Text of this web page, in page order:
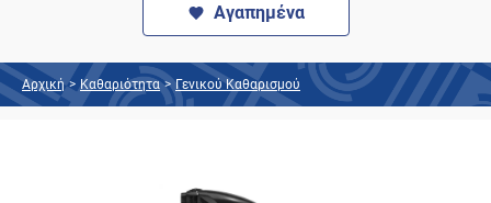
Αγαπημένα
Αρχική > Καθαριότητα > Γενικού Καθαρισμού